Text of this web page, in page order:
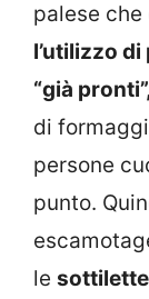
palese
l’utilizzo
“già
di
persone
punto.
le sottilette